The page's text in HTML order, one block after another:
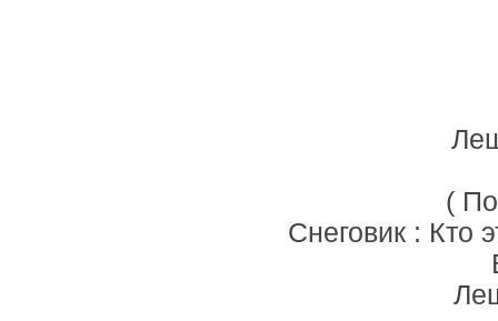
(
Снеговик : Кто